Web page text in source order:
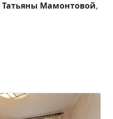
Татьяны Мамонтовой,